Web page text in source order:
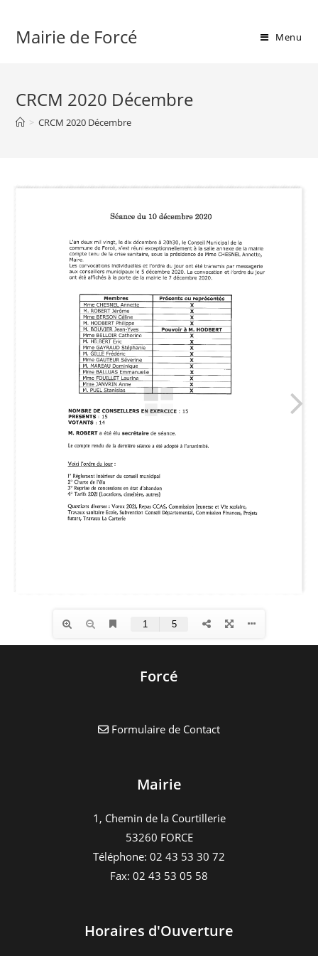
contentMairie de Forcé Menu
CRCM 2020 Décembre
> CRCM 2020 Décembre
Forcé
Formulaire de Contact
Mairie
1, Chemin de la Courtillerie
53260 FORCE
Téléphone: 02 43 53 30 72
Fax: 02 43 53 05 58
Horaires d'Ouverture